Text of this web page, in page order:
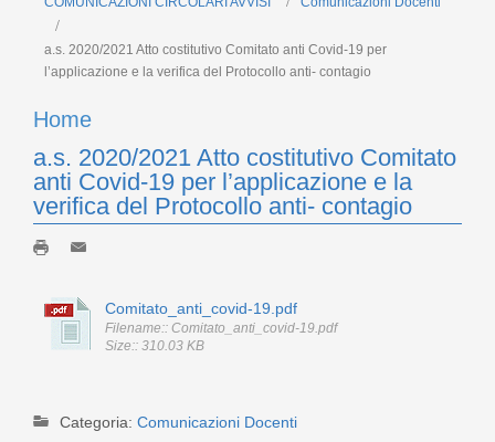
a.s. 2020/2021 Atto costitutivo Comitato anti Covid-19 per
l’applicazione e la verifica del Protocollo anti- contagio
Home
a.s. 2020/2021 Atto costitutivo Comitato
anti Covid-19 per l’applicazione e la
verifica del Protocollo anti- contagio
Comitato_anti_covid-19.pdf
Filename:: Comitato_anti_covid-19.pdf
Size:: 310.03 KB
Categoria: Comunicazioni Docenti